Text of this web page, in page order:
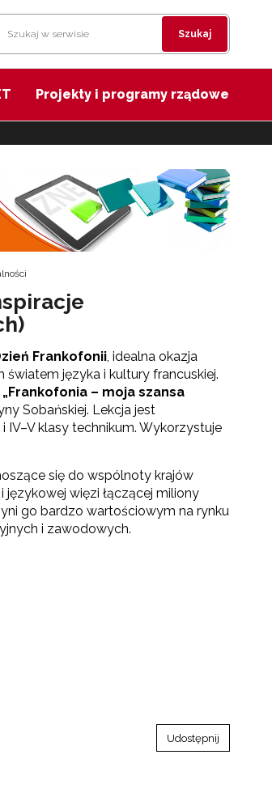
Szukaj
Projekty i programy rządowe
Frankofonii, idealna okazja
języka i kultury francuskiej.
„Frankofonia – moja szansa
Sobańskiej. Lekcja jest
klasy technikum. Wykorzystuje
się do wspólnoty krajów
więzi łączącej miliony
go bardzo wartościowym na rynku
i zawodowych.
Udostępnij